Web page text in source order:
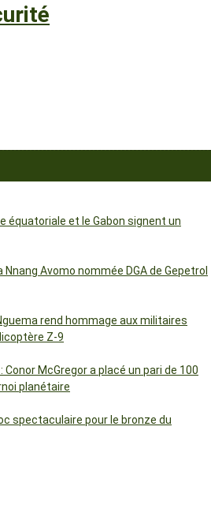
équatoriale et le Gabon signent un
Avomo nommée DGA de Gepetrol
rend hommage aux militaires
Z-9
McGregor a placé un pari de 100
planétaire
spectaculaire pour le bronze du